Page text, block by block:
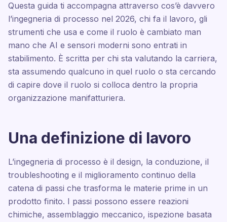
Questa guida ti accompagna attraverso cos’è davvero
l’ingegneria di processo nel 2026, chi fa il lavoro, gli
strumenti che usa e come il ruolo è cambiato man
mano che AI e sensori moderni sono entrati in
stabilimento. È scritta per chi sta valutando la carriera,
sta assumendo qualcuno in quel ruolo o sta cercando
di capire dove il ruolo si colloca dentro la propria
organizzazione manifatturiera.
Una definizione di lavoro
L’ingegneria di processo è il design, la conduzione, il
troubleshooting e il miglioramento continuo della
catena di passi che trasforma le materie prime in un
prodotto finito. I passi possono essere reazioni
chimiche, assemblaggio meccanico, ispezione basata